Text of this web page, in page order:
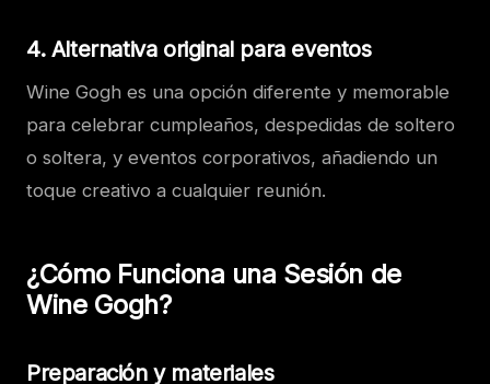
4. Alternativa original para eventos
Wine Gogh es una opción diferente y memorable
para celebrar cumpleaños, despedidas de soltero
o soltera, y eventos corporativos, añadiendo un
toque creativo a cualquier reunión.
¿Cómo Funciona una Sesión de
Wine Gogh?
Preparación y materiales